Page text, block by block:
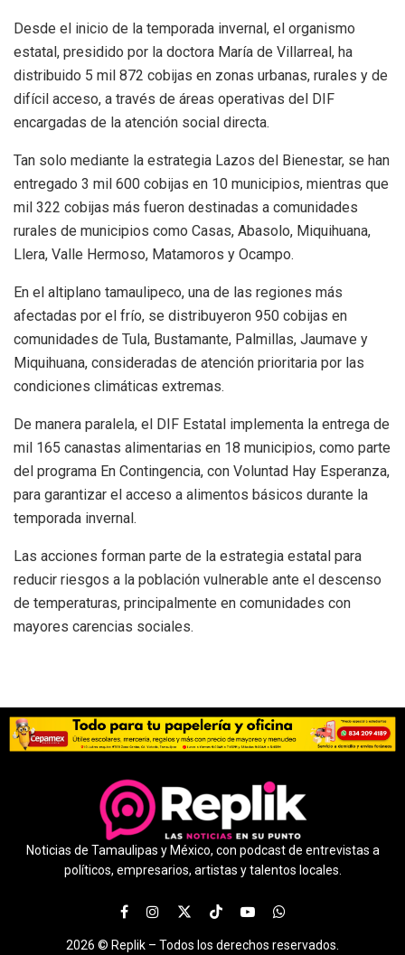
Desde el inicio de la temporada invernal, el organismo
estatal, presidido por la doctora María de Villarreal, ha
distribuido 5 mil 872 cobijas en zonas urbanas, rurales y de
difícil acceso, a través de áreas operativas del DIF
encargadas de la atención social directa.
Tan solo mediante la estrategia Lazos del Bienestar, se han
entregado 3 mil 600 cobijas en 10 municipios, mientras que
mil 322 cobijas más fueron destinadas a comunidades
rurales de municipios como Casas, Abasolo, Miquihuana,
Llera, Valle Hermoso, Matamoros y Ocampo.
En el altiplano tamaulipeco, una de las regiones más
afectadas por el frío, se distribuyeron 950 cobijas en
comunidades de Tula, Bustamante, Palmillas, Jaumave y
Miquihuana, consideradas de atención prioritaria por las
condiciones climáticas extremas.
De manera paralela, el DIF Estatal implementa la entrega de
mil 165 canastas alimentarias en 18 municipios, como parte
del programa En Contingencia, con Voluntad Hay Esperanza,
para garantizar el acceso a alimentos básicos durante la
temporada invernal.
Las acciones forman parte de la estrategia estatal para
reducir riesgos a la población vulnerable ante el descenso
de temperaturas, principalmente en comunidades con
mayores carencias sociales.
Noticias de Tamaulipas y México, con podcast de entrevistas a
políticos, empresarios, artistas y talentos locales.
2026 © Replik – Todos los derechos reservados.